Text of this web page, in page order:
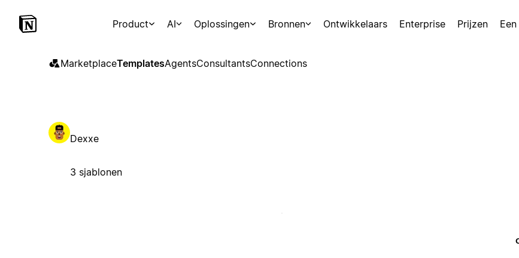
Product AI Oplossingen Bronnen Ontwikkelaars Enterprise Prijzen
MarketplaceTemplatesAgentsConsultantsConnections
Dexxe
3 sjablonen